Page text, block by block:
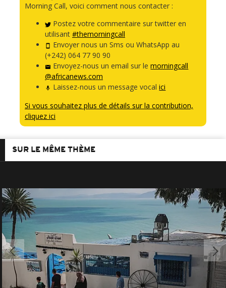
Morning Call, voici comment nous contacter :
Postez votre commentaire sur twitter en
utilisant #themorningcall
Envoyer nous un Sms ou WhatsApp au
(+242) 064 77 90 90
Envoyez-nous un email sur lemorningcall
@africanews.com
Laissez-nous un message vocalici
Si vous souhaitez plus de détails sur la contribution,
cliquez ici
SUR LE MÊME THÈME